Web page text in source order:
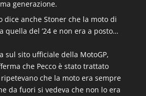
generazione.
dice anche Stoner che la moto di
quella del ’24 e non era a posto…
sul sito ufficiale della MotoGP,
che Pecco è stato trattato
che la moto era sempre
da fuori si vedeva che non lo era